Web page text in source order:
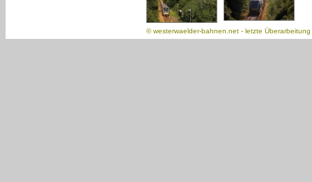
©westerwaelder-bahnen.net - letzte